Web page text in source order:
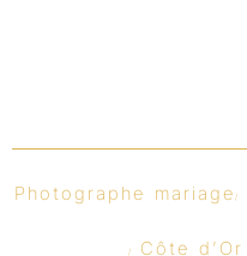
Photographe mariage /
/ Côte d’Or